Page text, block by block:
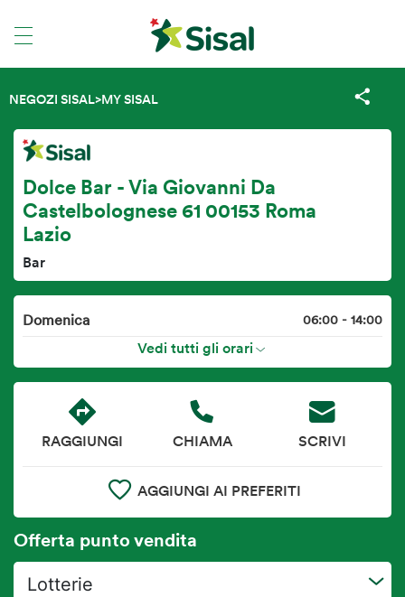
NEGOZI SISAL>MY SISAL
Dolce Bar - Via Giovanni Da
Castelbolognese 61 00153 Roma
Lazio
Bar
Domenica 06:00 - 14:00
Vedi tutti gli orari
Offerta punto vendita
Lotterie
RAGGIUNGI CHIAMA SCRIVI
AGGIUNGI AI PREFERITI